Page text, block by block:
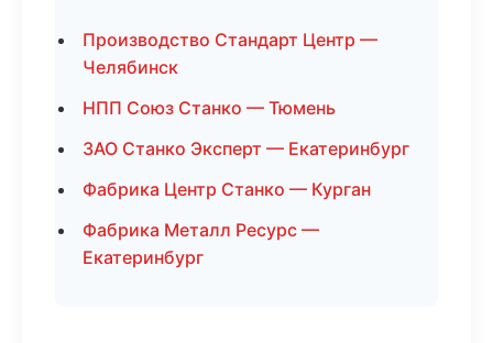
Производство Стандарт Центр —
Челябинск
НПП Союз Станко — Тюмень
ЗАО Станко Эксперт — Екатеринбург
Фабрика Центр Станко — Курган
Фабрика Металл Ресурс —
Екатеринбург